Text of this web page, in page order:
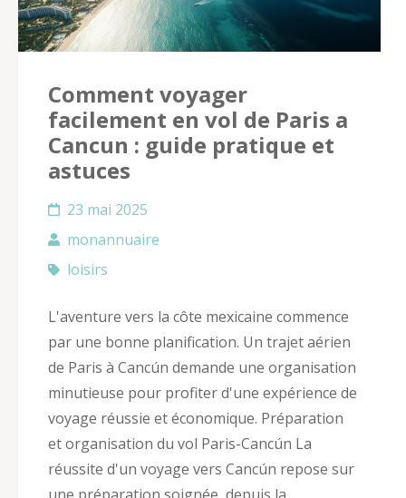
Comment voyager
facilement en vol de Paris a
Cancun : guide pratique et
astuces
23 mai 2025
monannuaire
loisirs
L'aventure vers la côte mexicaine commence
par une bonne planification. Un trajet aérien
de Paris à Cancún demande une organisation
minutieuse pour profiter d'une expérience de
voyage réussie et économique. Préparation
et organisation du vol Paris-Cancún La
réussite d'un voyage vers Cancún repose sur